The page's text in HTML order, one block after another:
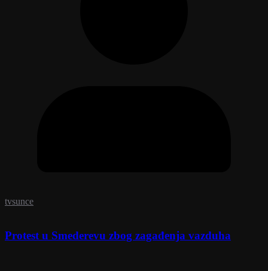
tvsunce
Protest u Smederevu zbog zagađenja vazduha